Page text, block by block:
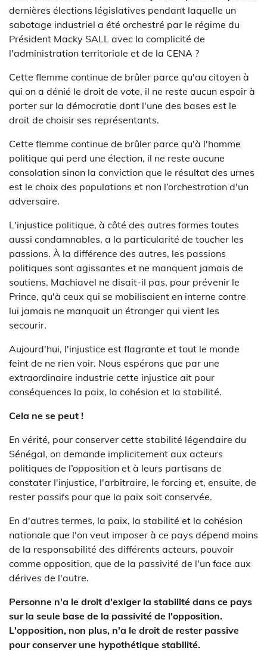
dernières élections législatives pendant laquelle un
sabotage industriel a été orchestré par le régime du
Président Macky SALL avec la complicité de
l'administration territoriale et de la CENA ?
Cette flemme continue de brûler parce qu'au citoyen à
qui on a dénié le droit de vote, il ne reste aucun espoir à
porter sur la démocratie dont l'une des bases est le
droit de choisir ses représentants.
Cette flemme continue de brûler parce qu'à l'homme
politique qui perd une élection, il ne reste aucune
consolation sinon la conviction que le résultat des urnes
est le choix des populations et non l’orchestration d'un
adversaire.
L'injustice politique, à côté des autres formes toutes
aussi condamnables, a la particularité de toucher les
passions. À la différence des autres, les passions
politiques sont agissantes et ne manquent jamais de
soutiens. Machiavel ne disait-il pas, pour prévenir le
Prince, qu'à ceux qui se mobilisaient en interne contre
lui jamais ne manquait un étranger qui vient les
secourir.
Aujourd'hui, l'injustice est flagrante et tout le monde
feint de ne rien voir. Nous espérons que par une
extraordinaire industrie cette injustice ait pour
conséquences la paix, la cohésion et la stabilité.
Cela ne se peut !
En vérité, pour conserver cette stabilité légendaire du
Sénégal, on demande implicitement aux acteurs
politiques de l’opposition et à leurs partisans de
constater l'injustice, l'arbitraire, le forcing et, ensuite, de
rester passifs pour que la paix soit conservée.
En d'autres termes, la paix, la stabilité et la cohésion
nationale que l'on veut imposer à ce pays dépend moins
de la responsabilité des différents acteurs, pouvoir
comme opposition, que de la passivité de l'un face aux
dérives de l'autre.
Personne n'a le droit d'exiger la stabilité dans ce pays
sur la seule base de la passivité de l'opposition.
L'opposition, non plus, n'a le droit de rester passive
pour conserver une hypothétique stabilité.